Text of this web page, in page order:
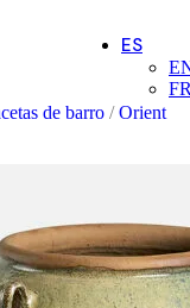
ES
de barro / Orient